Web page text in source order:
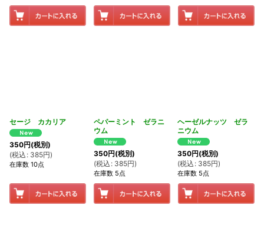
セージ カカリア
350円(税別)
(税込 : 385円)
在庫数 10点
ペパーミント ゼラニ
ウム
350円(税別)
(税込 : 385円)
在庫数 5点
ヘーゼルナッツ ゼラ
ニウム
350円(税別)
(税込 : 385円)
在庫数 5点